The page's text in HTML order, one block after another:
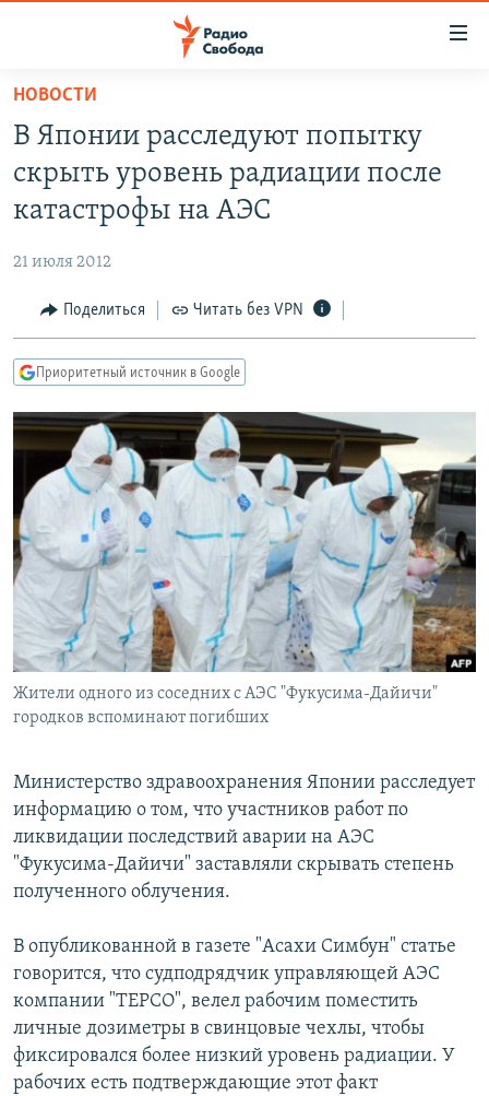
упрощенного
доступа
основному
Вернутся
Вернутся
поиску
АВТОРСКИЕ ПРОЕКТЫ
МНЕНИЯ
КУЛЬТУРА
КАВКАЗ.РЕАЛИИ
СЕВЕР.РЕАЛИИ
СИБИРЬ.РЕАЛИИ
РАСПИСАНИЕ ВЕЩАНИЯ
ПОДПИШИТЕСЬ НА РАССЫЛКУ
СОЦИАЛЬНЫЕ СЕТИ
НОВОСТИ
В Японии расследуют попытку
скрыть уровень радиации после
катастрофы на АЭС
21 июля 2012
Поделиться Читать без VPN
Приоритетный источник в Google
Жители одного из соседних с АЭС "Фукусима-Дайичи"
городков вспоминают погибших
Министерство здравоохранения Японии расследует
информацию о том, что участников работ по
ликвидации последствий аварии на АЭС
"Фукусима-Дайичи" заставляли скрывать степень
полученного облучения.
В опубликованной в газете "Асахи Симбун" статье
говорится, что судподрядчик управляющей АЭС
компании "ТЕРСО", велел рабочим поместить
личные дозиметры в свинцовые чехлы, чтобы
фиксировался более низкий уровень радиации. У
рабочих есть подтверждающие этот факт